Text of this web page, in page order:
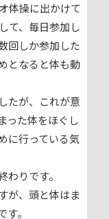
体操に出かけて
て、毎日参加し
回しか参加した
となると体も動
たが、これが意
った体をほぐし
に行っている気
りです。
が、頭と体はま
。